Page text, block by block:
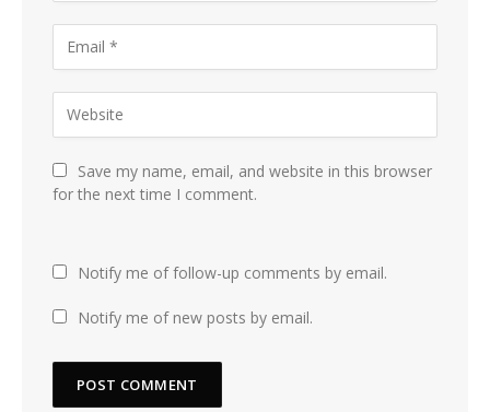
Save my name, email, and website in this browser
for the next time I comment.
Notify me of follow-up comments by email.
Notify me of new posts by email.